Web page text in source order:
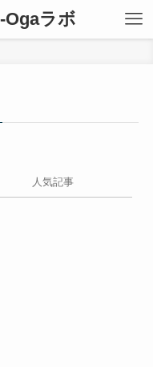
Ogaラボ
人気記事